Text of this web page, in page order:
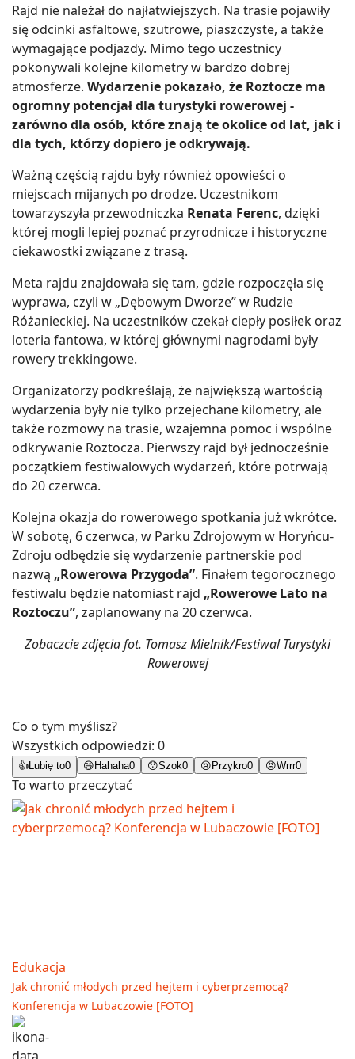
Rajd nie należał do najłatwiejszych. Na trasie pojawiły
się odcinki asfaltowe, szutrowe, piaszczyste, a także
wymagające podjazdy. Mimo tego uczestnicy
pokonywali kolejne kilometry w bardzo dobrej
atmosferze. Wydarzenie pokazało, że Roztocze ma
ogromny potencjał dla turystyki rowerowej -
zarówno dla osób, które znają te okolice od lat, jak i
dla tych, którzy dopiero je odkrywają.
Ważną częścią rajdu były również opowieści o
miejscach mijanych po drodze. Uczestnikom
towarzyszyła przewodniczka Renata Ferenc, dzięki
której mogli lepiej poznać przyrodnicze i historyczne
ciekawostki związane z trasą.
Meta rajdu znajdowała się tam, gdzie rozpoczęła się
wyprawa, czyli w „Dębowym Dworze” w Rudzie
Różanieckiej. Na uczestników czekał ciepły posiłek oraz
loteria fantowa, w której głównymi nagrodami były
rowery trekkingowe.
Organizatorzy podkreślają, że największą wartością
wydarzenia były nie tylko przejechane kilometry, ale
także rozmowy na trasie, wzajemna pomoc i wspólne
odkrywanie Roztocza. Pierwszy rajd był jednocześnie
początkiem festiwalowych wydarzeń, które potrwają
do 20 czerwca.
Kolejna okazja do rowerowego spotkania już wkrótce.
W sobotę, 6 czerwca, w Parku Zdrojowym w Horyńcu-
Zdroju odbędzie się wydarzenie partnerskie pod
nazwą „Rowerowa Przygoda”. Finałem tegorocznego
festiwalu będzie natomiast rajd „Rowerowe Lato na
Roztoczu”, zaplanowany na 20 czerwca.
Zobaczcie zdjęcia fot. Tomasz Mielnik/Festiwal Turystyki
Rowerowej
Co o tym myślisz?
Wszystkich odpowiedzi: 0
👍 Lubię to0 😄 Hahaha0 😯Szok0 😢 Przykro0 😡Wrrr0
To warto przeczytać
Edukacja
Jak chronić młodych przed hejtem i cyberprzemocą?
Konferencja w Lubaczowie [FOTO]